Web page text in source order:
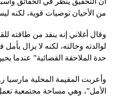
من الأحيان توصيات قوية، لكنه
وقال أغلاني إنه ينفد من طاقته
لوالدته وخالته، لكنه لا يزال
حدة الملاحقة القضائية” عندما
وأعربت المقيمة المحلية مارسيا
الأمل”، وهي مساحة مجتمعية